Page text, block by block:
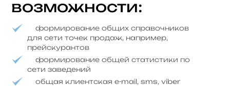
возможности:
формирование общих справочников
для сети точек продаж, например,
прейскурантов
формирование общей статистики по
сети заведений
общая клиентская e-mail, sms, viber